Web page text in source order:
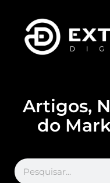
Artigos,
do